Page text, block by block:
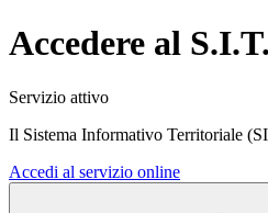
Accedere al
Servizio attivo
Il Sistema Informativo Territoriale
Accedi al servizio online